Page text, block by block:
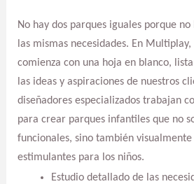
No hay dos parques iguales porque
las mismas necesidades. En
comienza con una hoja en blanco,
las ideas y aspiraciones de nuestros
diseñadores especializados trabajan
para crear parques infantiles que no
funcionales, sino también
estimulantes para los niños.
Estudio detallado de las